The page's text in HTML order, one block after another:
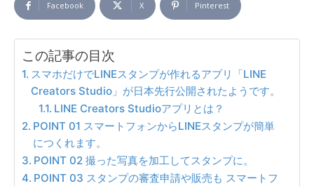
Facebook X Pinterest
この記事の目次
スマホだけでLINEスタンプが作れるアプリ「LINE
Creators Studio」が日本先行公開されたようです。
LINE Creators Studioアプリとは？
POINT 01 スマートフォンからLINEスタンプが簡単
につくれます。
POINT 02 撮った写真を加工してスタンプに。
POINT 03 スタンプの審査申請や販売も スマートフ